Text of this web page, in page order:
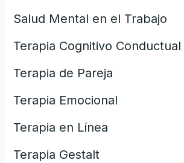
Salud Mental en el Trabajo
Terapia Cognitivo Conductual
Terapia de Pareja
Terapia Emocional
Terapia en Línea
Terapia Gestalt